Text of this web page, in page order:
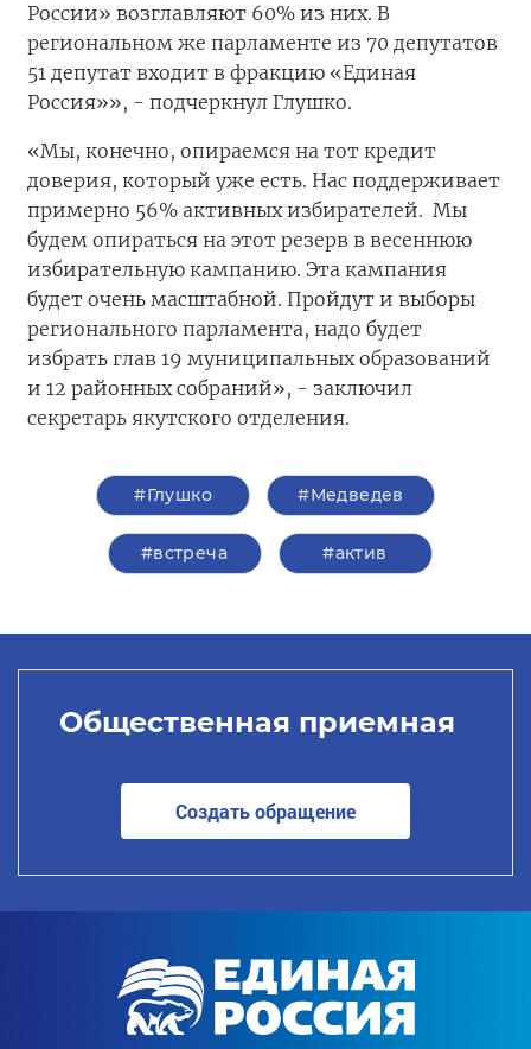
России» возглавляют 60% из них. В
региональном же парламенте из 70 депутатов
51 депутат входит в фракцию «Единая
Россия»», - подчеркнул Глушко.
«Мы, конечно, опираемся на тот кредит
доверия, который уже есть. Нас поддерживает
примерно 56% активных избирателей. Мы
будем опираться на этот резерв в весеннюю
избирательную кампанию. Эта кампания
будет очень масштабной. Пройдут и выборы
регионального парламента, надо будет
избрать глав 19 муниципальных образований
и 12 районных собраний», - заключил
секретарь якутского отделения.
#Глушко #Медведев
#встреча #актив
Общественная приемная
Создать обращение